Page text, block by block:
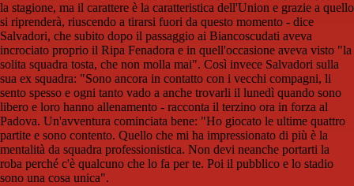
la stagione, ma il carattere è la caratteristica dell'Union e grazie a quello
si riprenderà, riuscendo a tirarsi fuori da questo momento - dice
Salvadori, che subito dopo il passaggio ai Biancoscudati aveva
incrociato proprio il Ripa Fenadora e in quell'occasione aveva visto "la
solita squadra tosta, che non molla mai". Così invece Salvadori sulla
sua ex squadra: "Sono ancora in contatto con i vecchi compagni, li
sento spesso e ogni tanto vado a anche trovarli il lunedì quando sono
libero e loro hanno allenamento - racconta il terzino ora in forza al
Padova. Un'avventura cominciata bene: "Ho giocato le ultime quattro
partite e sono contento. Quello che mi ha impressionato di più è la
mentalità da squadra professionistica. Non devi neanche portarti la
roba perché c'è qualcuno che lo fa per te. Poi il pubblico e lo stadio
sono una cosa unica".